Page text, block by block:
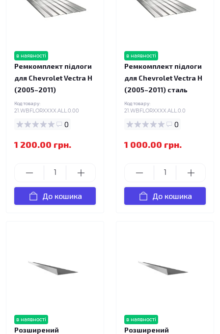
в наявності
Ремкомплект підлоги
для Chevrolet Vectra H
(2005–2011)
Код товару:
21.WBFLORXXXX.ALL.0.00
0
1 200.00 грн.
До кошика
в наявності
Ремкомплект підлоги
для Chevrolet Vectra H
(2005–2011) сталь
Код товару:
21.WBFLORXXXX.ALL.0.0
0
1 000.00 грн.
До кошика
в наявності
Розширений
в наявності
Розширений